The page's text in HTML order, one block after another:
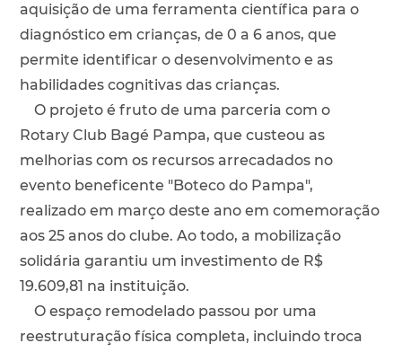
aquisição de uma ferramenta científica para o
diagnóstico em crianças, de 0 a 6 anos, que
permite identificar o desenvolvimento e as
habilidades cognitivas das crianças.
O projeto é fruto de uma parceria com o
Rotary Club Bagé Pampa, que custeou as
melhorias com os recursos arrecadados no
evento beneficente "Boteco do Pampa",
realizado em março deste ano em comemoração
aos 25 anos do clube. Ao todo, a mobilização
solidária garantiu um investimento de R$
19.609,81 na instituição.
O espaço remodelado passou por uma
reestruturação física completa, incluindo troca